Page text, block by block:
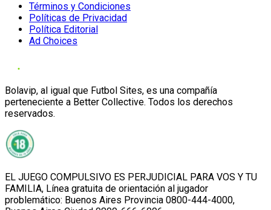
Términos y Condiciones
Políticas de Privacidad
Política Editorial
Ad Choices
Bolavip, al igual que Futbol Sites, es una compañía
perteneciente a Better Collective. Todos los derechos
reservados.
EL JUEGO COMPULSIVO ES PERJUDICIAL PARA VOS Y TU
FAMILIA, Línea gratuita de orientación al jugador
problemático: Buenos Aires Provincia 0800-444-4000,